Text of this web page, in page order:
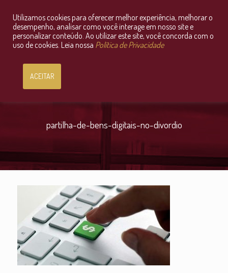
Consultoria Jurídica OnLine
partilha-de-bens-digitais-no-divordio
Utilizamos cookies para oferecer melhor experiência, melhorar o
desempenho, analisar como você interage em nosso site e
personalizar conteúdo. Ao utilizar este site, você concorda com o
uso de cookies. Leia nossa Política de Privacidade
ACEITAR